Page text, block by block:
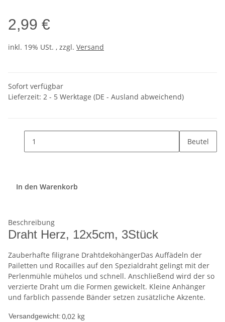
2,99 €
inkl. 19% USt. , zzgl. Versand
Sofort verfügbar
Lieferzeit: 2 - 5 Werktage (DE - Ausland abweichend)
Beutel
In den Warenkorb
Beschreibung
Draht Herz, 12x5cm, 3Stück
Zauberhafte filigrane DrahtdekohängerDas Auffädeln der
Pailetten und Rocailles auf den Spezialdraht gelingt mit der
Perlenmühle mühelos und schnell. Anschließend wird der so
verzierte Draht um die Formen gewickelt. Kleine Anhänger
und farblich passende Bänder setzen zusätzliche Akzente.
Versandgewicht:0,02 kg